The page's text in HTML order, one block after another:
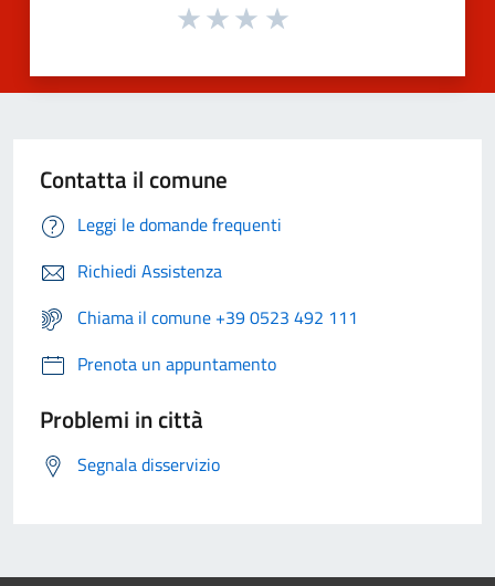
Contatta il comune
Leggi le domande frequenti
Richiedi Assistenza
Chiama il comune +39 0523 492 111
Prenota un appuntamento
Problemi in città
Segnala disservizio